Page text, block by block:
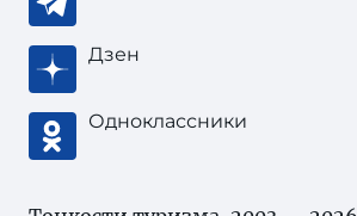
Дзен
Одноклассники